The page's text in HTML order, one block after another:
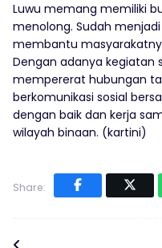
Luwu memang memiliki
menolong. Sudah
membantu
Dengan adanya kegiatan
mempererat hubungan
berkomunikasi sosial
dengan baik dan kerja
wilayah binaan. (kartini)
Share: